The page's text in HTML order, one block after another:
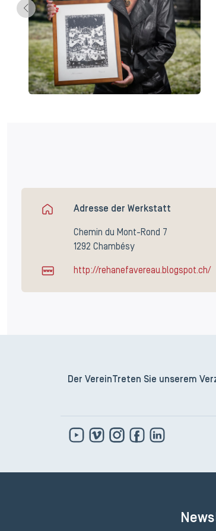
Adresse der Werkstatt
Chemin du Mont-Rond 7
1292 Chambésy
http://rehanefavereau.blogspot.ch/
Der Verein Treten Sie unserem